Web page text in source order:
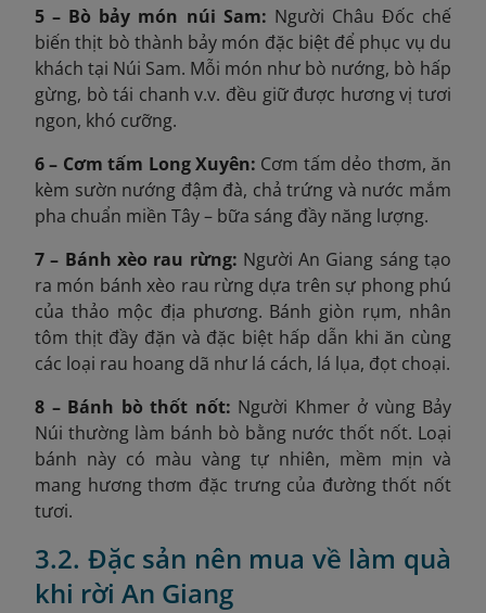
5 – Bò bảy món núi Sam: Người Châu Đốc chế
biến thịt bò thành bảy món đặc biệt để phục vụ du
khách tại Núi Sam. Mỗi món như bò nướng, bò hấp
gừng, bò tái chanh v.v. đều giữ được hương vị tươi
ngon, khó cưỡng.
6 – Cơm tấm Long Xuyên: Cơm tấm dẻo thơm, ăn
kèm sườn nướng đậm đà, chả trứng và nước mắm
pha chuẩn miền Tây – bữa sáng đầy năng lượng.
7 – Bánh xèo rau rừng: Người An Giang sáng tạo
ra món bánh xèo rau rừng dựa trên sự phong phú
của thảo mộc địa phương. Bánh giòn rụm, nhân
tôm thịt đầy đặn và đặc biệt hấp dẫn khi ăn cùng
các loại rau hoang dã như lá cách, lá lụa, đọt choại.
8 – Bánh bò thốt nốt: Người Khmer ở vùng Bảy
Núi thường làm bánh bò bằng nước thốt nốt. Loại
bánh này có màu vàng tự nhiên, mềm mịn và
mang hương thơm đặc trưng của đường thốt nốt
tươi.
3.2. Đặc sản nên mua về làm quà
khi rời An Giang